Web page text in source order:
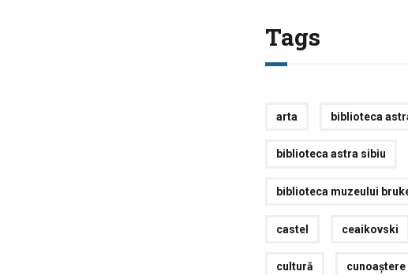
Tags
arta biblioteca
biblioteca astra sibiu
biblioteca muzeului
castel ceaikovski
cultură cunoaștere